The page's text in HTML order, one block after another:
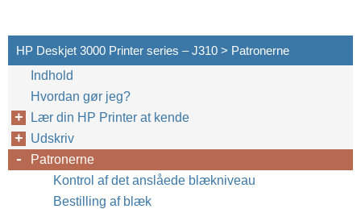
HP Deskjet 3000 Printer series – J310 > Patronerne
Indhold
Hvordan gør jeg?
Lær din HP Printer at kende
Udskriv
Patronerne
Kontrol af det anslåede blækniveau
Bestilling af blæk